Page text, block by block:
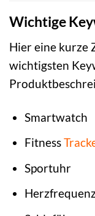
Wichtige
Hier eine kurze
wichtigsten
Smartwatch
Fitness
Sportuhr